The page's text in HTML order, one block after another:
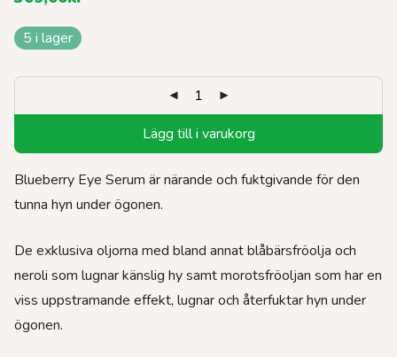
5 i lager
Lägg till i varukorg
Blueberry Eye Serum är närande och fuktgivande för den
tunna hyn under ögonen.
De exklusiva oljorna med bland annat blåbärsfröolja och
neroli som lugnar känslig hy samt morotsfröoljan som har en
viss uppstramande effekt, lugnar och återfuktar hyn under
ögonen.